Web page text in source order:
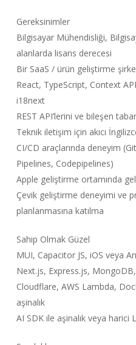
Gereksinimler
Bilgisayar Mühendisliği,
alanlarda lisans derecesi
Bir SaaS / ürün geliştirme
React, TypeScript, Context
i18next
REST API’lerini ve bileşen
Teknik iletişim için akıcı
CI/CD araçlarında deneyim
Pipelines, Codepipelines)
Apple geliştirme ortamında
Çevik geliştirme deneyimi ve
planlanmasına katılma
Sahip Olmak Güzel
MUI, Capacitor JS, iOS veya
Next.js, Express.js,
Cloudflare, AWS Lambda,
aşinalık
AI SDK ile aşinalık veya harici